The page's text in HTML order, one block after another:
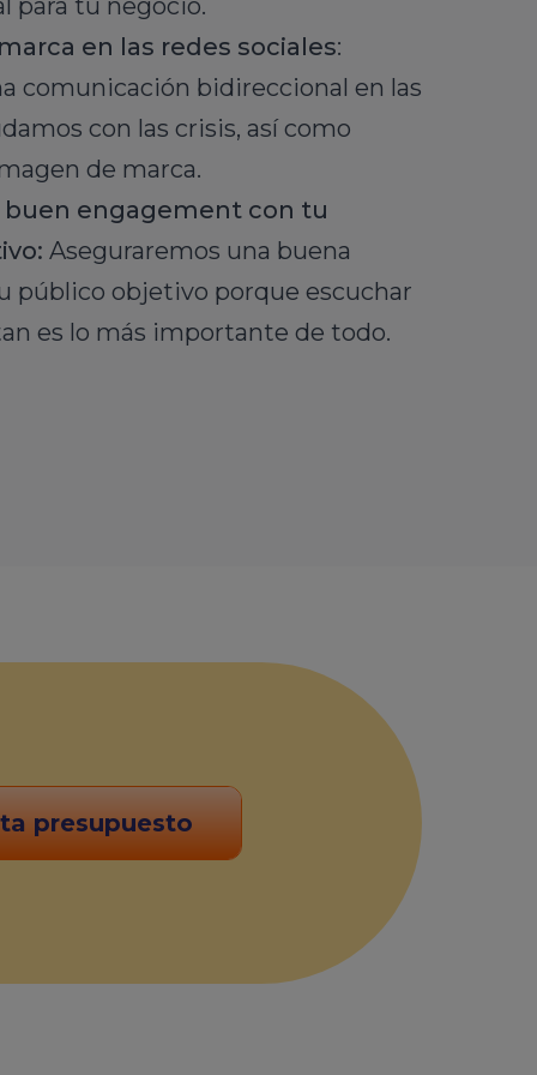
para tu negocio.
en las redes sociales:
comunicación bidireccional en las
con las crisis, así como
de marca.
engagement con tu
Aseguraremos una buena
público objetivo porque escuchar
es lo más importante de todo.
presupuesto